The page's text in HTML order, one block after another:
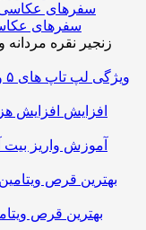
سفرهای
زنجیر نقره مردانه
۵ ویژگی لپ تاپ های
افزایش
آموزش واریز بیت
بهترین قرص